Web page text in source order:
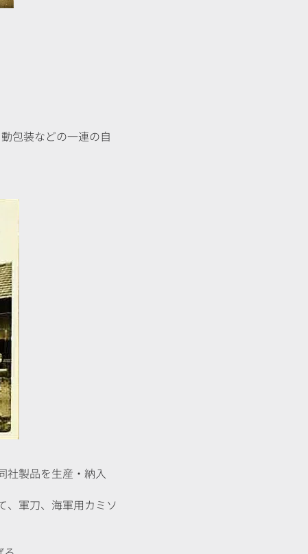
包装などの一連の自
社製品を生産・納入
、軍刀、海軍用カミソ